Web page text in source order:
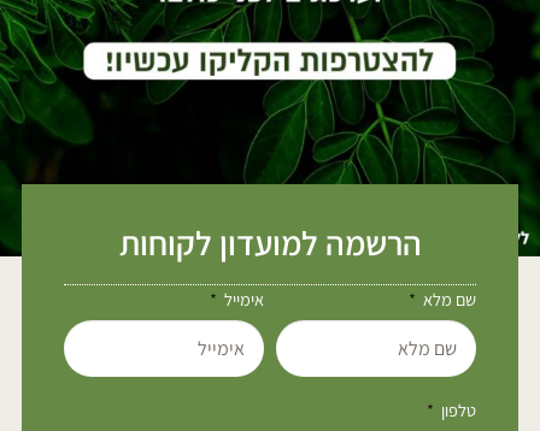
הרשמה למועדון לקוחות
שם מלא אימייל
טלפון